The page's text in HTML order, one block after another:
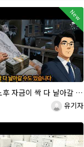
New
싹 다 날아갈 수도 있습니다, 롱텀케어 준비 하기
등록자유기자